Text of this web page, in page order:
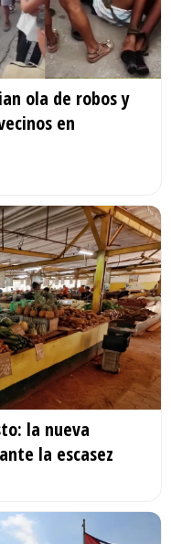
ola de robos y
en
la nueva
la escasez